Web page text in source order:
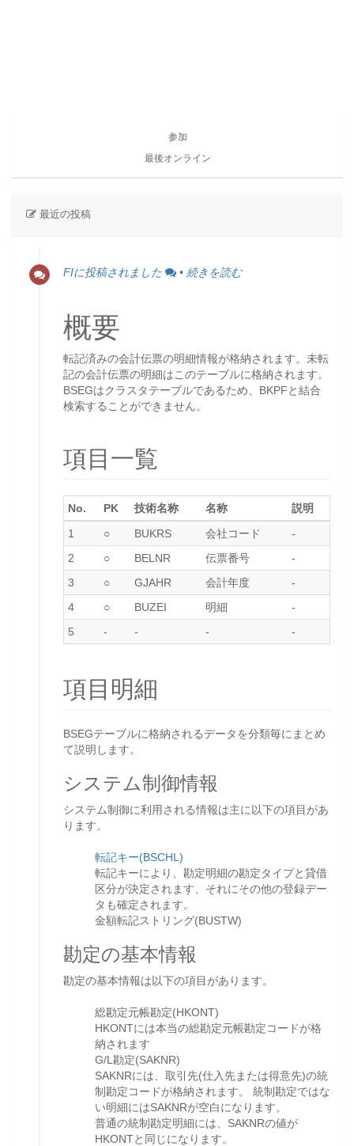
参加
最後オンライン
最近の投稿
FIに投稿されました • 続きを読む
概要
転記済みの会計伝票の明細情報が格納されます。未転
記の会計伝票の明細はこのテーブルに格納されます。
BSEGはクラスタテーブルであるため、BKPFと結合
検索することができません。
項目一覧
No. PK 技術名称 名称
説明
1
○ BUKRS 会社コード
-
2
○ BELNR 伝票番号
-
3
○ GJAHR 会計年度
-
4
○ BUZEI 明細
-
5
- - - -
項目明細
BSEGテーブルに格納されるデータを分類毎にまとめ
て説明します。
システム制御情報
システム制御に利用される情報は主に以下の項目があ
ります。
転記キー(BSCHL)
転記キーにより、勘定明細の勘定タイプと貸借
区分が決定されます、それにその他の登録デー
タも確定されます。
金額転記ストリング(BUSTW)
勘定の基本情報
勘定の基本情報は以下の項目があります。
総勘定元帳勘定(HKONT)
HKONTには本当の総勘定元帳勘定コードが格
納されます
G/L勘定(SAKNR)
SAKNRには、取引先(仕入先または得意先)の統
制勘定コードが格納されます。 統制勘定ではな
い明細にはSAKNRが空白になります。
普通の統制勘定明細には、SAKNRの値が
HKONTと同じになります。